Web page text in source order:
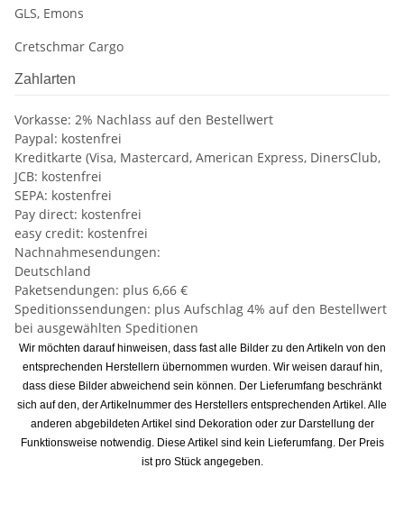
GLS, Emons
Cretschmar Cargo
Zahlarten
Vorkasse: 2% Nachlass auf den Bestellwert
Paypal: kostenfrei
Kreditkarte (Visa, Mastercard, American Express, DinersClub,
JCB: kostenfrei
SEPA: kostenfrei
Pay direct: kostenfrei
easy credit: kostenfrei
Nachnahmesendungen:
Deutschland
Paketsendungen: plus 6,66 €
Speditionssendungen: plus Aufschlag 4% auf den Bestellwert
bei ausgewählten Speditionen
Wir möchten darauf hinweisen, dass fast alle Bilder zu den Artikeln von den
entsprechenden Herstellern übernommen wurden. Wir weisen darauf hin,
dass diese Bilder abweichend sein können. Der Lieferumfang beschränkt
sich auf den, der Artikelnummer des Herstellers entsprechenden Artikel. Alle
anderen abgebildeten Artikel sind Dekoration oder zur Darstellung der
Funktionsweise notwendig. Diese Artikel sind kein Lieferumfang. Der Preis
ist pro Stück angegeben.